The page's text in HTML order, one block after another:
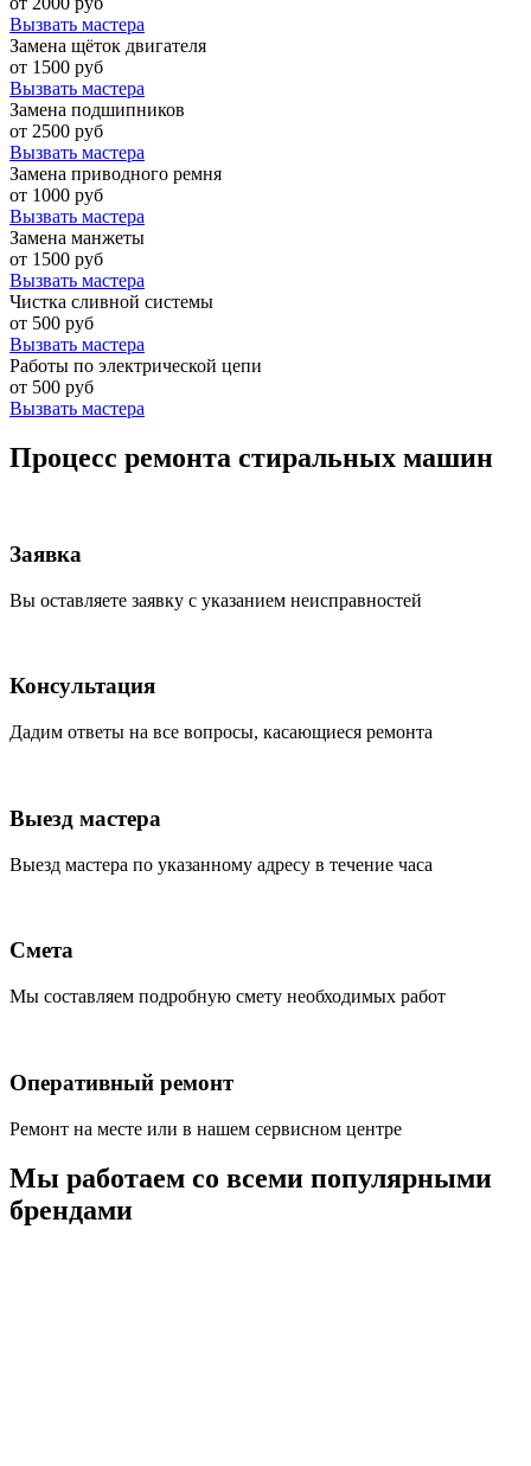
Вызвать мастера
Замена щёток двигателя
от 1500 руб
Вызвать мастера
Замена подшипников
от 2500 руб
Вызвать мастера
Замена приводного ремня
от 1000 руб
Вызвать мастера
Замена манжеты
от 1500 руб
Вызвать мастера
Чистка сливной системы
от 500 руб
Вызвать мастера
Работы по электрической цепи
от 500 руб
Вызвать мастера
Процесс ремонта стиральных машин
Заявка
Вы оставляете заявку с указанием неисправностей
Консультация
Дадим ответы на все вопросы, касающиеся ремонта
Выезд мастера
Выезд мастера по указанному адресу в течение часа
Смета
Мы составляем подробную смету необходимых работ
Оперативный ремонт
Ремонт на месте или в нашем сервисном центре
Мы работаем со всеми популярными
брендами